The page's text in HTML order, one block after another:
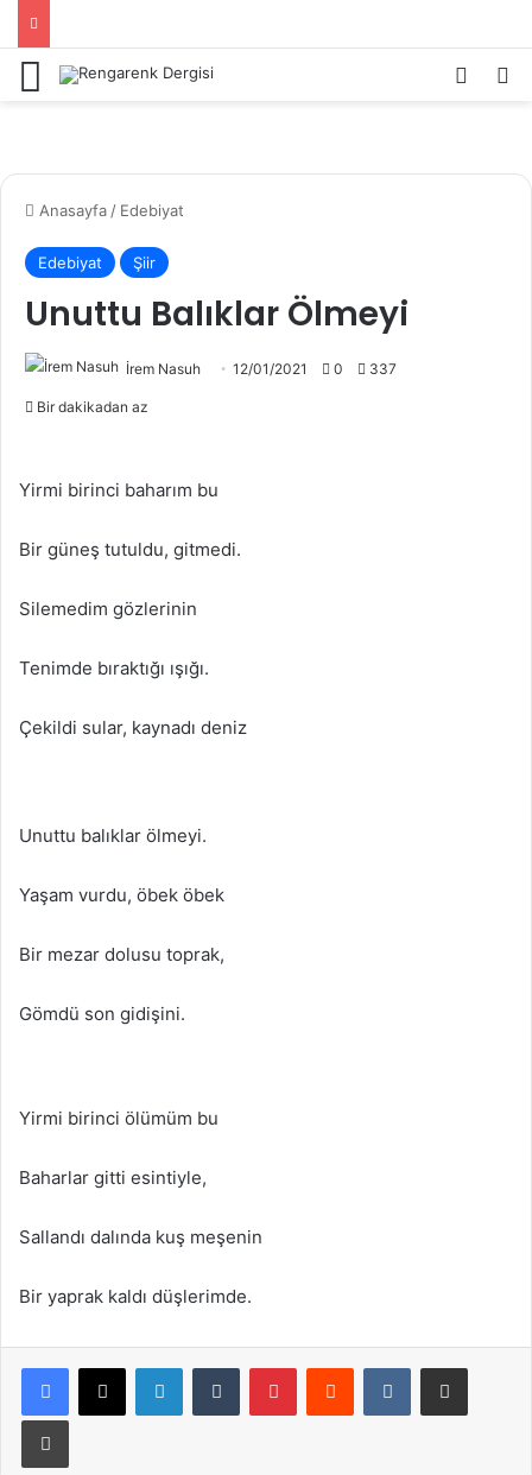
Menü Kayıt
Anasayfa / Edebiyat
Edebiyat Şiir
Unuttu Balıklar Ölmeyi
İrem Nasuh 12/01/2021 0 337
Bir dakikadan az
Yirmi birinci baharım bu
Bir güneş tutuldu, gitmedi.
Silemedim gözlerinin
Tenimde bıraktığı ışığı.
Çekildi sular, kaynadı deniz
Unuttu balıklar ölmeyi.
Yaşam vurdu, öbek öbek
Bir mezar dolusu toprak,
Gömdü son gidişini.
Yirmi birinci ölümüm bu
Baharlar gitti esintiyle,
Sallandı dalında kuş meşenin
Bir yaprak kaldı düşlerimde.
LinkedInTumblr PinterestReddit VKontakteE-Posta ile paylaş
Yazdır